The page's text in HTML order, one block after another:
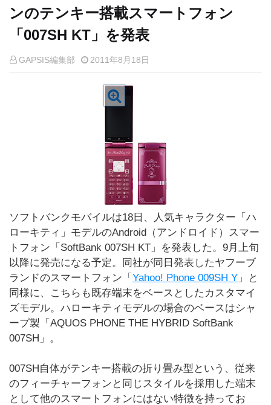
ンのテンキー搭載スマートフォン
「007SH KT」を発表
GAPSIS編集部 2011年8月18日
ソフトバンクモバイルは18日、人気キャラクター「ハ
ローキティ」モデルのAndroid（アンドロイド）スマー
トフォン「SoftBank 007SH KT」を発表した。9月上旬
以降に発売になる予定。同社が同日発表したヤフーブ
ランドのスマートフォン「 Yahoo! Phone 009SH Y 」と
同様に、こちらも既存端末をベースとしたカスタマイ
ズモデル。ハローキティモデルの場合のベースはシャ
ープ製「AQUOS PHONE THE HYBRID SoftBank
007SH」。
007SH自体がテンキー搭載の折り畳み型という、従来
のフィーチャーフォンと同じスタイルを採用した端末
として他のスマートフォンにはない特徴を持ってお